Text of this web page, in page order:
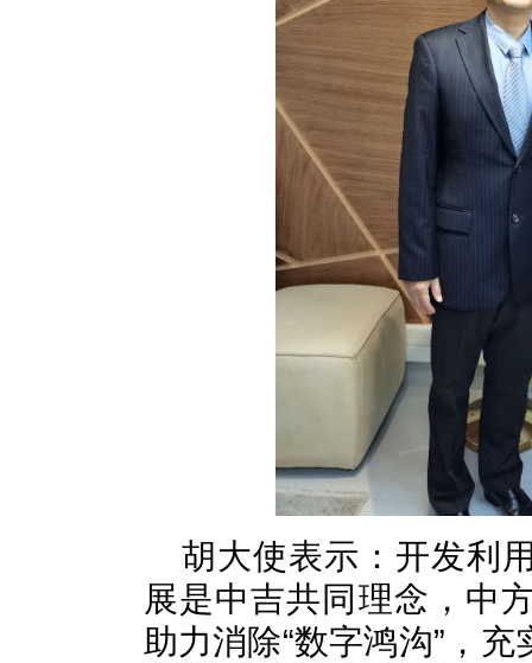
胡大使表示：开发利
展是中吉共同理念，中
助力消除“数字鸿沟”，